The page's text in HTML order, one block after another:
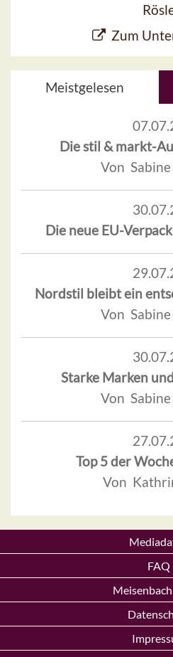
Zum
Meistgelesen
Die stil & markt-
Von Sabine
Die neue EU-
Nordstil bleibt ein
Von Sabine
Starke Marken
Von Sabine
Top 5 der
Von
FAQ